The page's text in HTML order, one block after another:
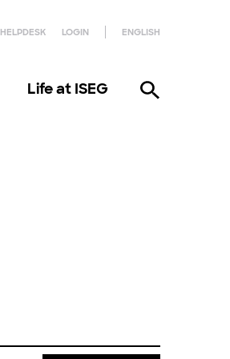
HELPDESK LOGIN ENGLISH
Life at ISEG